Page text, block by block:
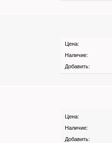
Цена:
Наличие:
Добавить:
Цена:
Наличие:
Добавить: